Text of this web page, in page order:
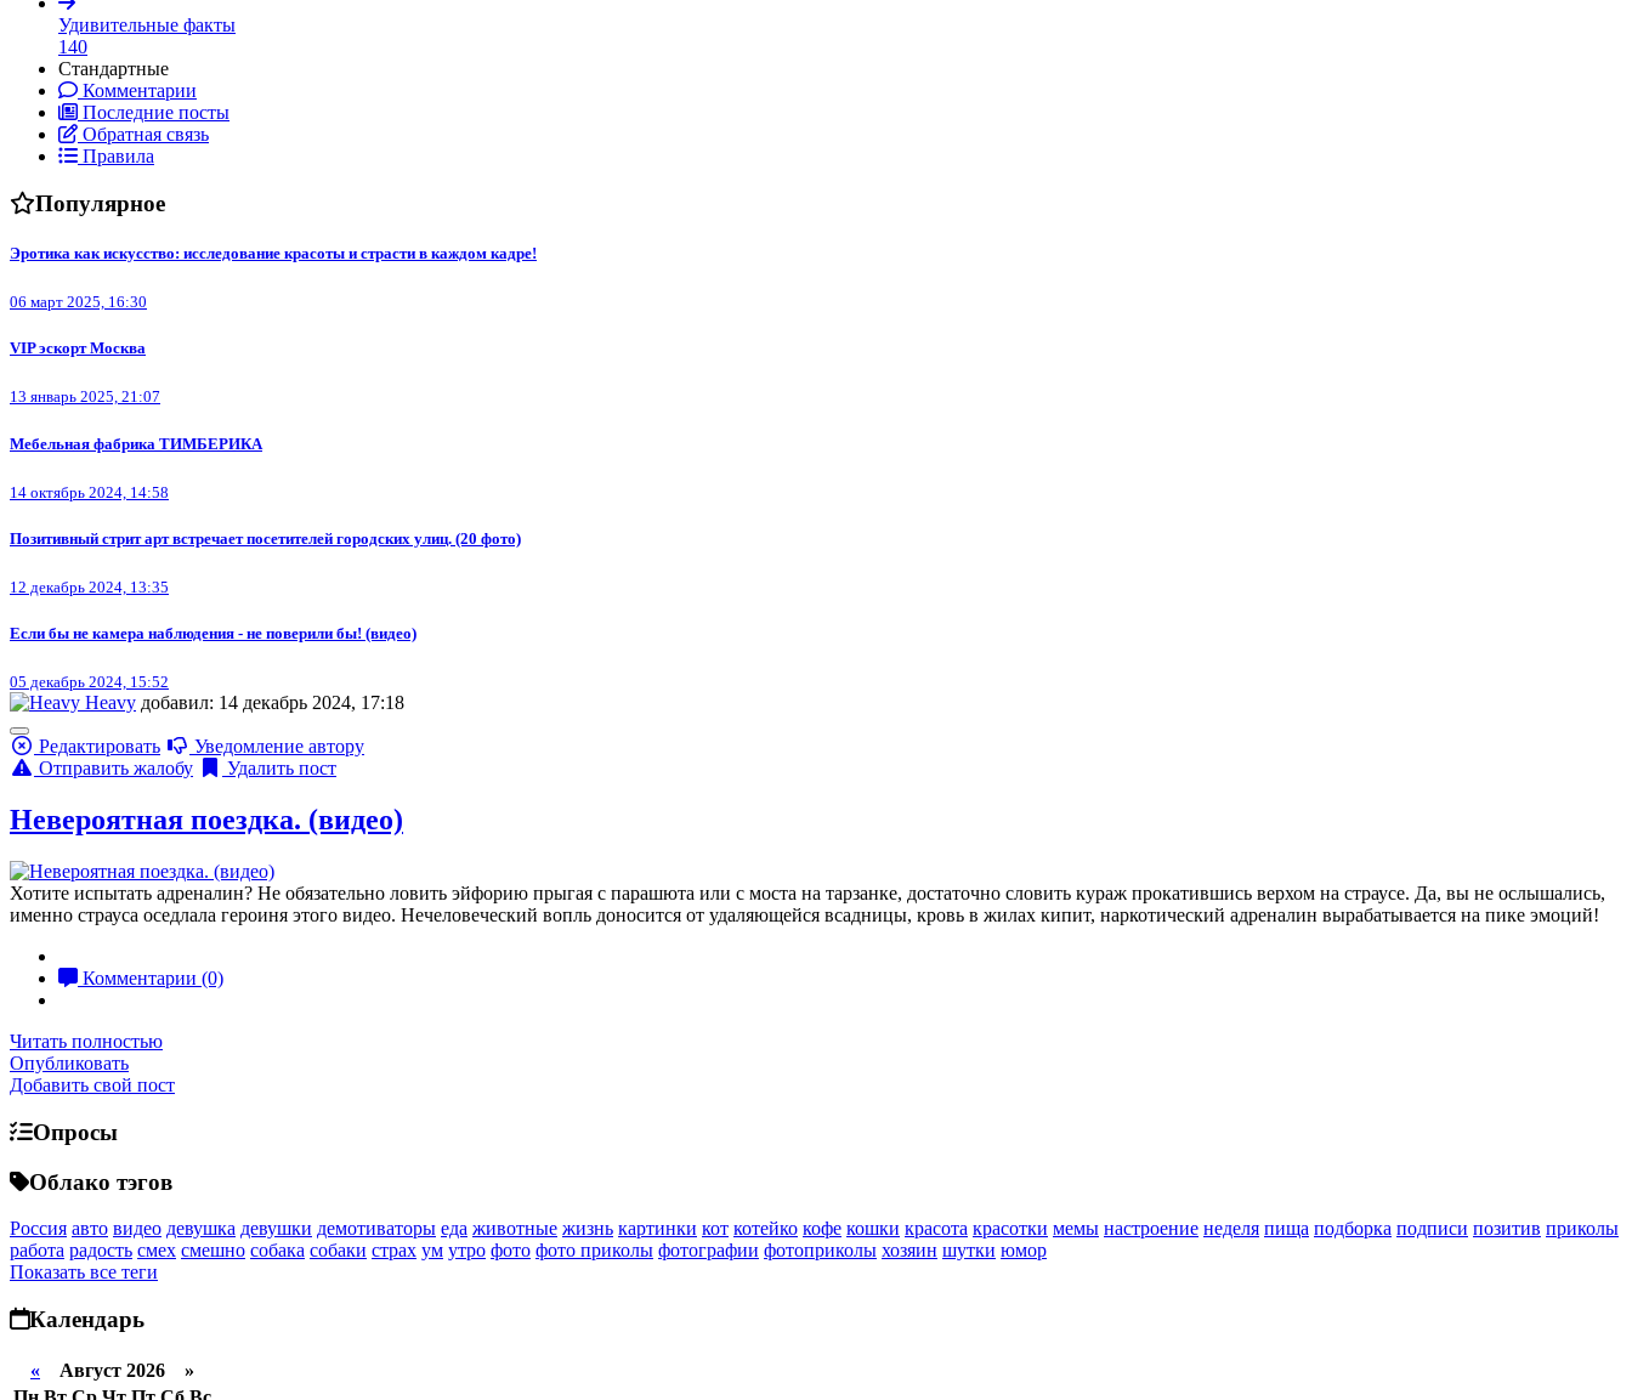
Удивительные факты
140
Стандартные
Комментарии
Последние посты
Обратная связь
Правила
Популярное
Эротика как искусство: исследование красоты и страсти в каждом кадре!
06 март 2025, 16:30
VIP эскорт Москва
13 январь 2025, 21:07
Мебельная фабрика ТИМБЕРИКА
14 октябрь 2024, 14:58
Позитивный стрит арт встречает посетителей городских улиц. (20 фото)
12 декабрь 2024, 13:35
Если бы не камера наблюдения - не поверили бы! (видео)
05 декабрь 2024, 15:52
Heavy добавил: 14 декабрь 2024, 17:18
Редактировать
Уведомление автору
Отправить жалобу
Удалить пост
Невероятная поездка. (видео)
Хотите испытать адреналин? Не обязательно ловить эйфорию прыгая с парашюта или с моста на тарзанке, достаточно словить кураж прокатившись верхом на страусе. Да, вы не ослышались,
именно страуса оседлала героиня этого видео. Нечеловеческий вопль доносится от удаляющейся всадницы, кровь в жилах кипит, наркотический адреналин вырабатывается на пике эмоций!
Комментарии (0)
Читать полностью
Опубликовать
Добавить свой пост
Опросы
Облако тэгов
Россия авто видео девушка девушки демотиваторы еда животные жизнь картинки кот котейко кофе кошки красота красотки мемы настроение неделя пища подборка подписи позитив приколы
работа радость смех смешно собака собаки страх ум утро фото фото приколы фотографии фотоприколы хозяин шутки юмор
Показать все теги
Календарь
« Август 2026 »